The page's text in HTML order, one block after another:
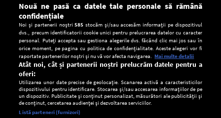
Setări:
Nouă ne pasă ca datele tale personale să rămână
confidențiale
Noi și partenerii noștri585 stocăm și/sau accesăm informații pe dispozitivul
dvs., precum identificatorii cookie unici pentru prelucrarea datelor cu caracter
personal. Puteți accepta sau gestiona alegerile dvs. făcând clic mai jos sau în
orice moment, pe pagina cu politica de confidențialitate. Aceste alegeri vor fi
raportate partenerilor noștri și nu vă vor afecta navigarea. Mai multe detalii
Atât noi, cât și partenerii noștri prelucrăm datele pentru a
oferi:
Utilizarea unor date precise de geolocație. Scanarea activă a caracteristicilor
dispozitivului pentru identificare. Stocarea și/sau accesarea informațiilor de pe
un dispozitiv. Publicitate și conținut personalizat, măsurători ale publicității și
de conținut, cercetarea audienței și dezvoltarea serviciilor.
Listă parteneri (furnizori)